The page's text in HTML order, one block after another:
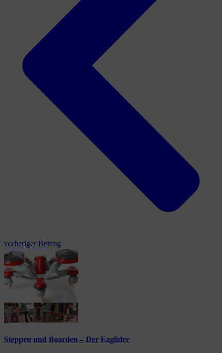
vorheriger Beitrag
Steppen und Boarden – Der Eaglider